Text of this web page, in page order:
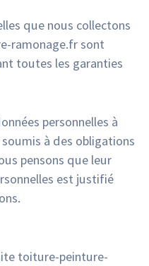
que nous collectons
ramonage.fr sont
toutes les garanties
personnelles à
à des obligations
pensons que leur
est justifié
toiture-peinture-